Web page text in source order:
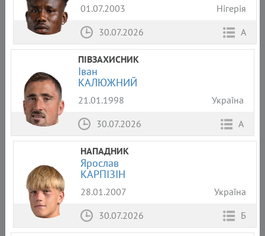
01.07.2003
Нігерія
30.07.2026
А
ПІВЗАХИСНИК
Іван
КАЛЮЖНИЙ
21.01.1998
Україна
30.07.2026
А
НАПАДНИК
Ярослав
КАРПІЗІН
28.01.2007
Україна
30.07.2026
Б